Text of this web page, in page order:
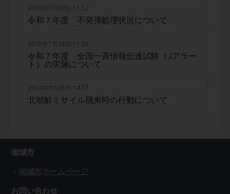
2025年7月28日 11:12
令和７年度 不発弾処理状況について
2025年7月28日 11:05
令和７年度 全国一斉情報伝達試験（Jアラー
ト）の実施について
2024年3月26日 14:37
北朝鮮ミサイル飛来時の行動について
南城市
南城市ホームページ
お問い合わせ